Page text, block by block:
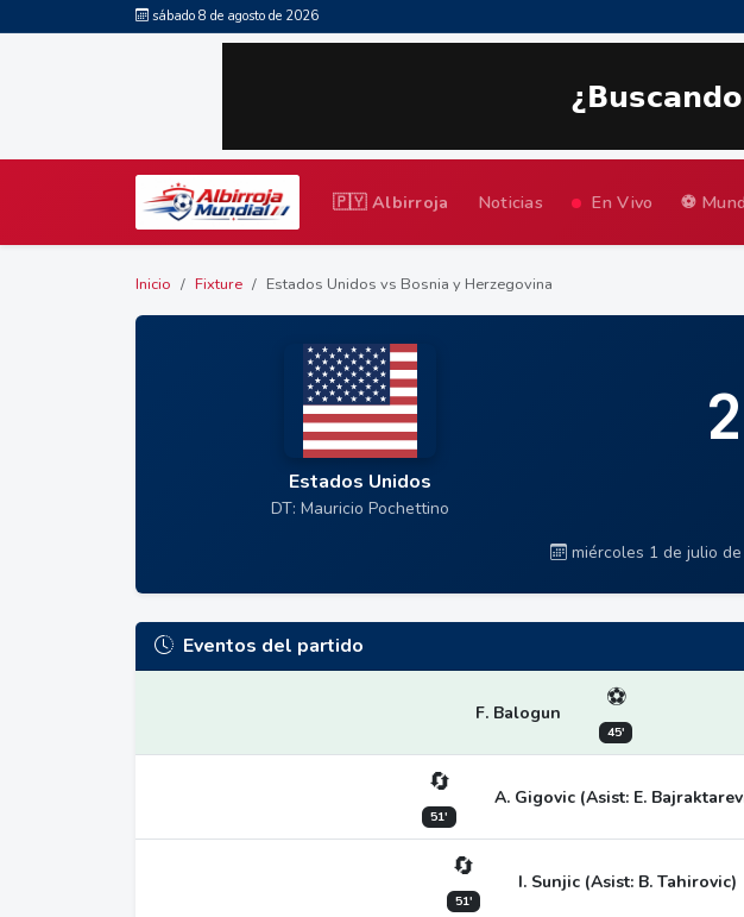
sábado 8 de agosto de 2026
🇵🇾 Albirroja Noticias En Vivo ⚽
Inicio Fixture Estados Unidos vs Bosnia y Herzegovina
Estados Unidos
DT: Mauricio Pochettino
miércoles 1 de julio de
Eventos del partido
F. Balogun ⚽
45'
🔄
51'
A. Gigovic (Asist: E.
🔄
51'
I. Sunjic (Asist: B. Tahirovic)